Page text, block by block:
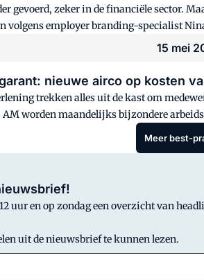
gevoerd, zeker in de financiële sector.
volgens employer branding-specialist
kiezen en waarom zij ook blijven."15 mei
nieuwe airco op kosten
trekken alles uit de kast om
worden maandelijks bijzondere
Meer best-
uur en op zondag een overzicht van
uit de nieuwsbrief te kunnen lezen.